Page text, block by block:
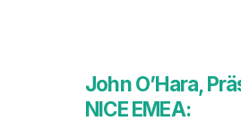
John O’Hara,
NICE EMEA: